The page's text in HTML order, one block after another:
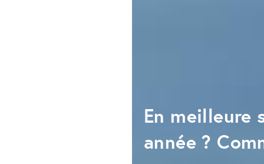
En meilleure
année ?